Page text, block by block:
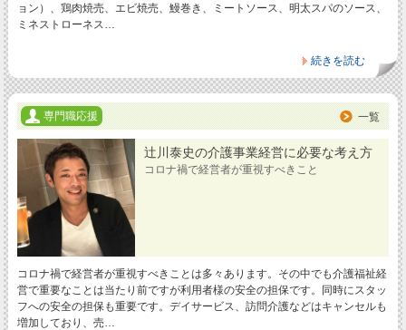
ョン）、鶏肉焼売、エビ焼売、鰻巻き、ミートソース、明太スパのソース、
ミネストローネス…
続きを読む
専門職応援 一覧
辻川泰史の介護事業経営に必要な考え方
コロナ禍で経営者が重視すべきこと
コロナ禍で経営者が重視すべきことは多々あります。その中でも介護福祉経
営で重要なことは当たり前ですが利用者様の安全の担保です。同時にスタッ
フへの安全の担保も重要です。デイサービス、訪問介護などはキャンセルも
増加しており、売…